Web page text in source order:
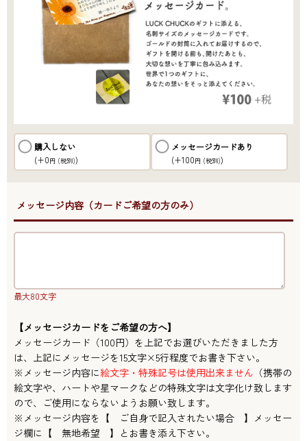
購入しない
(+0円 (税別))
メッセージカードあり
(+100円 (税別))
●メッセージ内容（カードご希望の方のみ）
最大80文字
【メッセージカードをご希望の方へ】
メッセージカード（100円）を上記でお選びいただきました方
は、上記にメッセージを15文字×5行程度でお書き下さい。
※メッセージ内容に絵文字・特殊記号は使用出来ません （携帯の
絵文字や、ハートや星マークなどの特殊文字は文字化け致します
ので、ご使用にならないようお願い致します。
※メッセージ内容を【 ご自身で記入されたい場合 】メッセー
ジ欄に【 無地希望 】とお書き添え下さい。